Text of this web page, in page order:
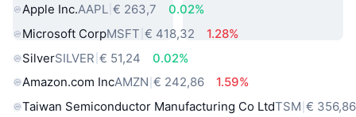
Apple Inc.AAPL € 263,7
0.02%
Microsoft CorpMSFT € 418,32
1.28%
SilverSILVER € 51,24
0.02%
Amazon.com IncAMZN € 242,86
1.59%
Taiwan Semiconductor Manufacturing Co LtdTSM € 356,86